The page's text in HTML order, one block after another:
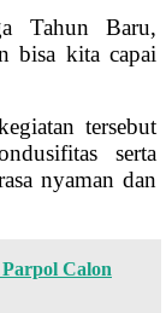
Tahun Baru,
bisa kita capai
tersebut
serta
nyaman dan
Calon